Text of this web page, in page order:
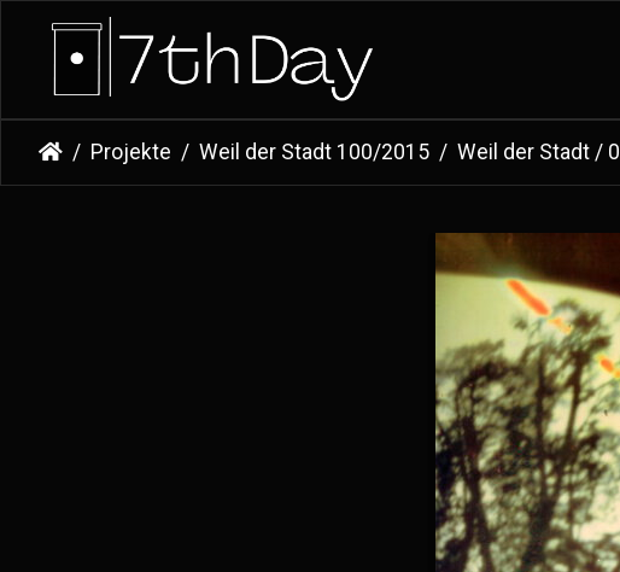
Projekte Weil der Stadt 100/2015 Weil der Stadt /